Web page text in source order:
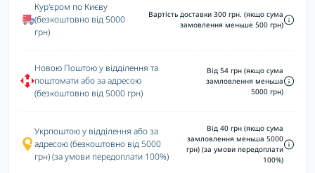
Кур'єром по Києву
(безкоштовно від 5000
грн)
Вартість доставки 300 грн. (якщо сума
замовлення меньше 500 грн)
Новою Поштою у відділення та
поштомати або за адресою
(безкоштовно від 5000 грн)
Від 54 грн (якщо сума
замловлення меньша
5000 грн)
Укрпоштою у відділення або за
адресою (безкоштовно від 5000
грн) (за умови передоплати 100%)
Від 40 грн (якщо сума
замловлення меньша 5000
грн) (за умови передоплати
100%)